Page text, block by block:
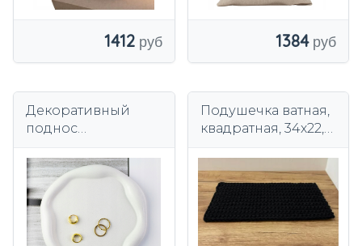
1412 1384
Декоративный
поднос
подставка белая
Подушечка ватная,
квадратная, 34х22,
крючком.